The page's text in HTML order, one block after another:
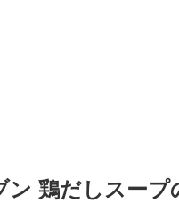
ン 鶏だしスープ